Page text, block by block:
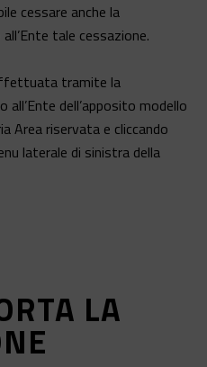
cessare anche la
tale cessazione.
tramite la
all’Ente dell’apposito modello
Area riservata e cliccando
laterale di sinistra della
LA